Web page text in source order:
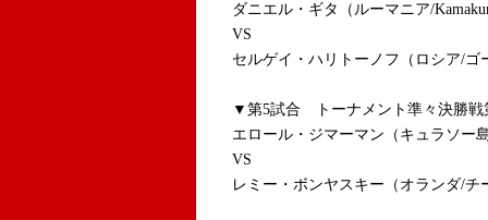
ダニエル・ギタ（ルーマニア/
VS
セルゲイ・ハリトーノフ（ロシア/
▼第5試合 トーナメント準々決勝
エロール・ジマーマン（キュラソー
VS
レミー・ボンヤスキー（オランダ/チ